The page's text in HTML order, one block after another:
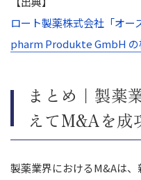
ロート製薬株式会社「オ
pharm Produkte GmbH の
まとめ｜製薬
えてM&Aを成
製薬業界におけるM&Aは